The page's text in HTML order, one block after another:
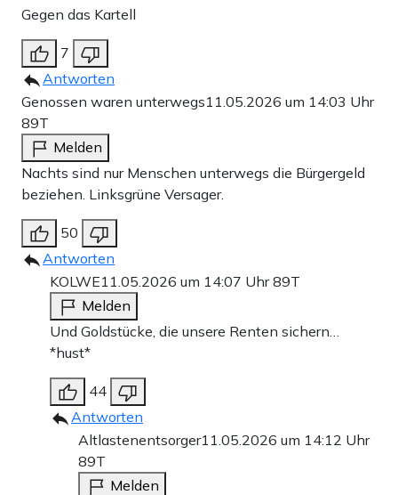
Gegen das Kartell
7
Antworten
Genossen waren unterwegs11.05.2026 um 14:03 Uhr
89T
Melden
Nachts sind nur Menschen unterwegs die Bürgergeld
beziehen. Linksgrüne Versager.
50
Antworten
KOLWE11.05.2026 um 14:07 Uhr89T
Melden
Und Goldstücke, die unsere Renten sichern…
*hust*
44
Antworten
Altlastenentsorger11.05.2026 um 14:12 Uhr
89T
Melden